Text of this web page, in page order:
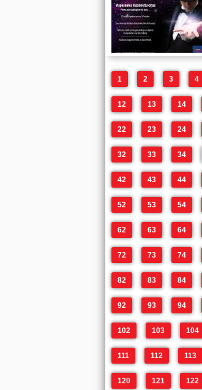
1 2 3 4
12 13 14
22 23 24
32 33 34
42 43 44
52 53 54
62 63 64
72 73 74
82 83 84
92 93 94
102 103 104
111 112 113
120 121 122